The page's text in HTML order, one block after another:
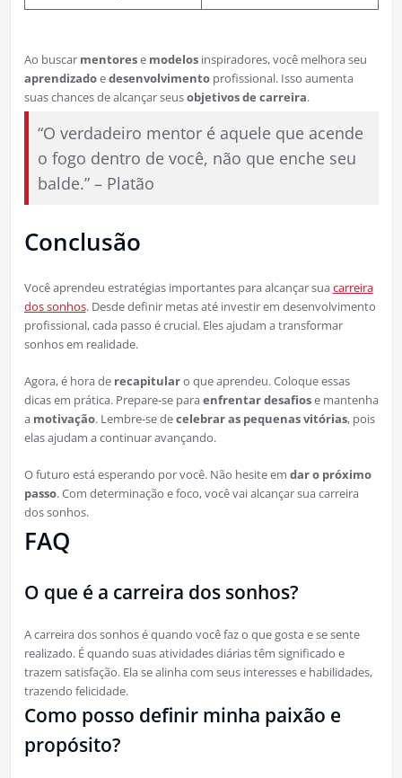
Ao buscar mentorese modelosinspiradores, você melhora seu
aprendizadoedesenvolvimentoprofissional. Isso aumenta
suas chances de alcançar seusobjetivos de carreira.
“O verdadeiro mentor é aquele que acende
o fogo dentro de você, não que enche seu
balde.” – Platão
Conclusão
Você aprendeu estratégias importantes para alcançar suacarreira
dos sonhos. Desde definir metas até investir em desenvolvimento
profissional, cada passo é crucial. Eles ajudam a transformar
sonhos em realidade.
Agora, é hora de recapitularo que aprendeu. Coloque essas
dicas em prática. Prepare-se paraenfrentar desafiose mantenha
a motivação. Lembre-se decelebrar as pequenas vitórias, pois
elas ajudam a continuar avançando.
O futuro está esperando por você. Não hesite em dar o próximo
passo. Com determinação e foco, você vai alcançar sua carreira
dos sonhos.
FAQ
O que é a carreira dos sonhos?
A carreira dos sonhos é quando você faz o que gosta e se sente
realizado. É quando suas atividades diárias têm significado e
trazem satisfação. Ela se alinha com seus interesses e habilidades,
trazendo felicidade.
Como posso definir minha paixão e
propósito?